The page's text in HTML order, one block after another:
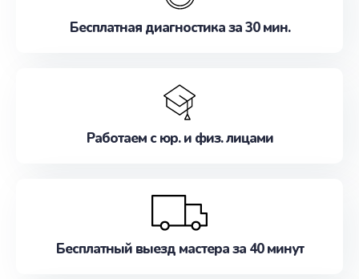
Бесплатная диагностика за 30 мин.
Работаем с юр. и физ. лицами
Бесплатный выезд мастера за 40 минут